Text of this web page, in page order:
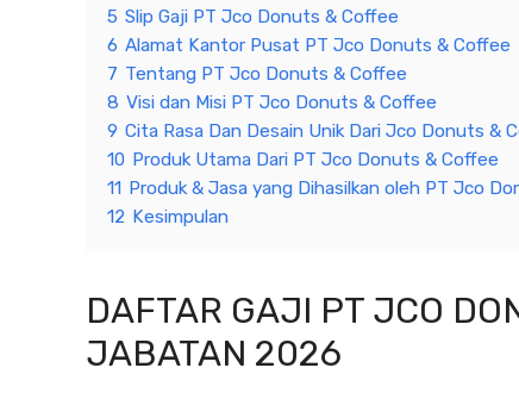
5 Slip Gaji PT Jco Donuts & Coffee
6 Alamat Kantor Pusat PT Jco Donuts & Coffee
7 Tentang PT Jco Donuts & Coffee
8 Visi dan Misi PT Jco Donuts & Coffee
9 Cita Rasa Dan Desain Unik Dari Jco Donuts &
10 Produk Utama Dari PT Jco Donuts & Coffee
11 Produk & Jasa yang Dihasilkan oleh PT Jco
12 Kesimpulan
DAFTAR GAJI PT JCO
JABATAN 2026